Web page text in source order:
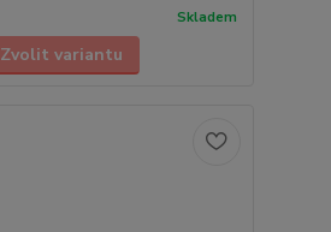
Skladem
Zvolit variantu